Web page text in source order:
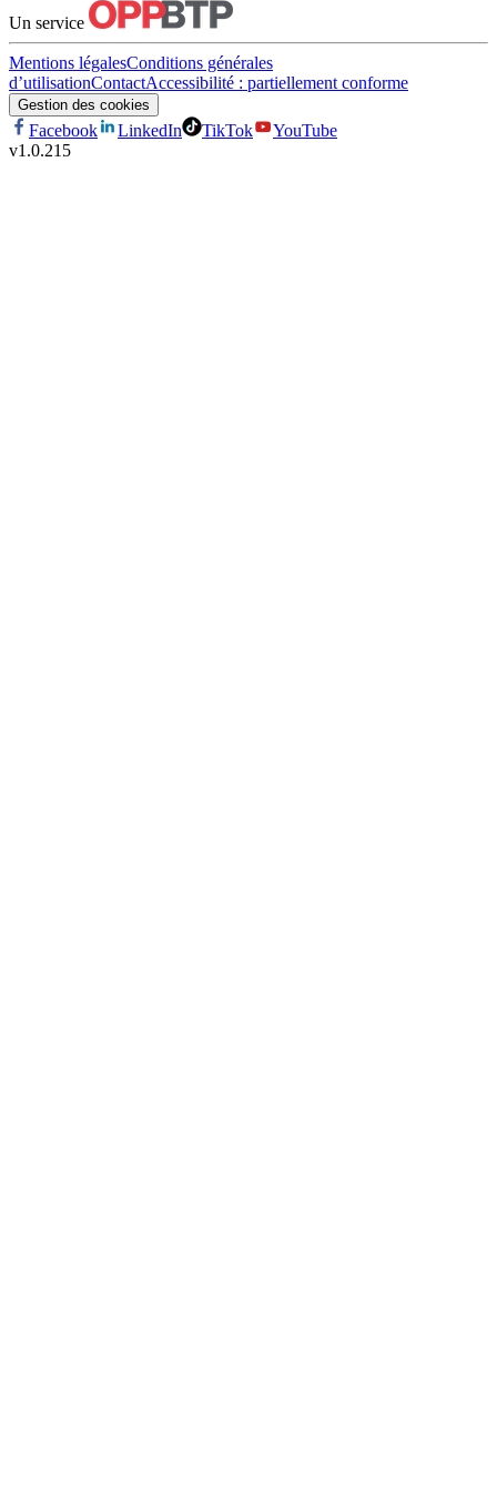
Un service
Mentions légalesConditions générales
d’utilisationContactAccessibilité : partiellement conforme
Gestion des cookies
Facebook LinkedIn TikTok
YouTube
v1.0.215